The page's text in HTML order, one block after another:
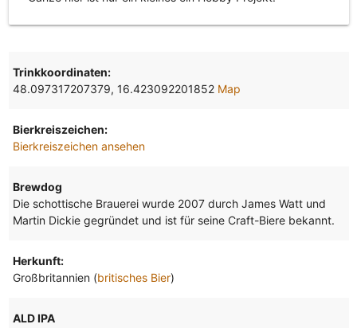
Trinkkoordinaten:
48.097317207379, 16.423092201852 Map
Bierkreiszeichen:
Bierkreiszeichen ansehen
Brewdog
Die schottische Brauerei wurde 2007 durch James Watt und
Martin Dickie gegründet und ist für seine Craft-Biere bekannt.
Herkunft:
Großbritannien (britisches Bier)
ALD IPA